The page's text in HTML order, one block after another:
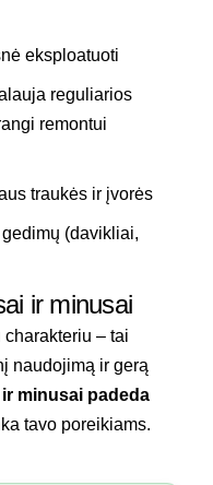
eksploatuoti
reguliarios
remontui
traukės ir įvorės
(davikliai,
ir minusai
– tai
naudojimą ir gerą
minusai padeda
tavo poreikiams.